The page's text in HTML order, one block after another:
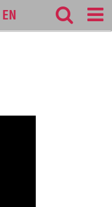
EN